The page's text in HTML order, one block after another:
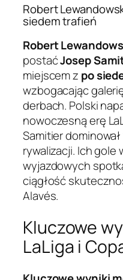
Robert
siedem trafień
Robert
postaćJosep
miejscem z po
wzbogacając
derbach. Polski
nowoczesną erę
Samitier
rywalizacji. Ich gole
wyjazdowych
ciągłość
Alavés.
Kluczowe
LaLiga i